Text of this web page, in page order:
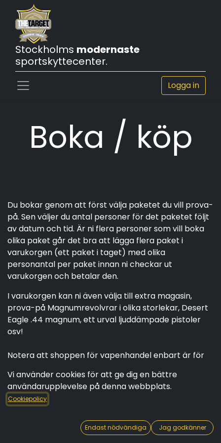
Stockholms modernaste
sportskyttecenter.
Logga in
Boka / köp
Du bokar genom att först välja paketet du vill prova-
på. Sen väljer du antal personer för det paketet följt
av datum och tid. Är ni flera personer som vill boka
olika paket går det bra att lägga flera paket i
varukorgen (ett paket i taget) med olika
personantal per paket innan ni checkar ut
varukorgen och betalar den.
I varukorgen kan ni även välja till extra magasin,
prova-på Magnumrevolvrar i olika storlekar, Desert
Eagle .44 magnum, ett urval ljuddämpade pistoler
osv!
Notera att shoppen för vapenhandel enbart är för
handeln har endast tidsbokade besök för
närvarande.
Vi använder cookies för att ge dig en bättre
användarupplevelse på denna webbplats.
Cookiepolicy
Endast nödvändiga Jag godkänner